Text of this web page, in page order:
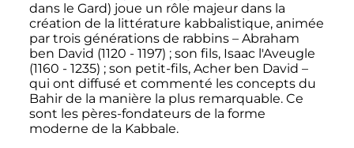
dans le Gard) joue un rôle majeur dans la
création de la littérature kabbalistique, animée
par trois générations de rabbins – Abraham
ben David (1120 - 1197) ; son fils, Isaac l'Aveugle
(1160 - 1235) ; son petit-fils, Acher ben David –
qui ont diffusé et commenté les concepts du
Bahir de la manière la plus remarquable. Ce
sont les pères-fondateurs de la forme
moderne de la Kabbale.